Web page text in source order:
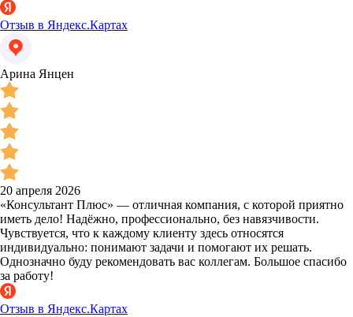
Отзыв в Яндекс.Картах
Арина Янцен
20 апреля 2026
«Консультант Плюс» — отличная компания, с которой приятно
иметь дело! Надёжно, профессионально, без навязчивости.
Чувствуется, что к каждому клиенту здесь относятся
индивидуально: понимают задачи и помогают их решать.
Однозначно буду рекомендовать вас коллегам. Большое спасибо
за работу!
Отзыв в Яндекс.Картах